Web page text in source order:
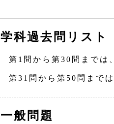
学科過去問リスト
第1問から第30問までは
第31問から第50問までは
一般問題